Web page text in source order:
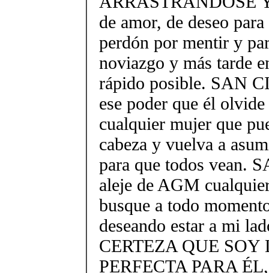
de amor, de deseo
perdón por mentir y
noviazgo y más tarde
rápido posible. SAN
ese poder que él
cualquier mujer que
cabeza y vuelva a
para que todos vean.
aleje de AGM
busque a todo
deseando estar a mi
CERTEZA QUE SOY
PERFECTA PARA